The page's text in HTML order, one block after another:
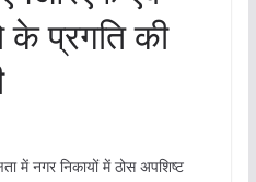
प्रगति की
में नगर निकायों में ठोस अपशिष्ट